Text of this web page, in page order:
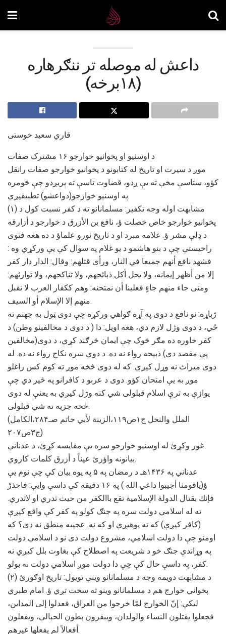
داعش له موصله تر ننګرهاره
(۱۸برخه)
قاري سعید خوستی
د اوسنیو او پخوانیو خوارجو ۱۶ مشترک صفات
موږ د سیرت او تاریخ له کتابونو د پخوانیو خوارجو صفات رانقل
کؤو، ستاسې مخې ته یې ږدو، قضاوت تاسې ته پریږدو چې څومره
په اوسنیو خوارجو(دواعشو) تطبیقیږي.
(۱) مشابهت اوله وجه تکفیر: مسلمانانو ته د کفر نسبت کول د
پخوانیو خوارجو خاص خصلت ؤ، نافع بن الأزرق د خوارجو د أزارقه
د ډلې مشر ؤ. علامه مبرد او د تاریخ نورو علماؤ د ده هغه فتوی
راخیستې چې د بنو هاشمو د یو غلام په سوال کې یې ورکړي وه :
ﻓﺸﻬﺪ ﻧﺎﻓﻊ ﺃﻧﻬﻢ ﺟﻤﻴﻌﺎ ﻓﻲ اﻟﻨﺎﺭ، ﻭﺭﺃﻯ ﻗﺘﻠﻬﻢ: ﻭﻗﺎﻝ: اﻟﺪاﺭ ﺩاﺭ ﻛﻔﺮ
ﺇﻻ ﻣﻦ ﺃﻇﻬﺮ ﺇﻳﻤﺎﻧﻪ، ﻭﻻ ﻳﺤﻞ ﺃﻛﻞ ﺫﺑﺎﺋﺤﻬﻢ، ﻭﻻ ﺗﻨﺎﻛﺤﻬﻢ، ﻭﻻ ﺗﻮاﺭﺛﻬﻢ:
ﻭﻣﺘﻰ ﺟﺎء ﻣﻨﻬﻢ ﺟﺎءٍ ﻓﻌﻠﻴﻨﺎ ﺃﻥ ﻧﻤﺘﺤﻨﻪ: ﻭﻫﻢ ﻛﻜﻔﺎﺭ اﻟﻌﺮﺏ ﻻ ﻧﻘﺒﻞ
ﻣﻨﻬﻢ ﺇﻻ اﻹﺳﻼﻡ ﺃﻭ اﻟﺴﻴﻒ.
ژباړه: نو نافع د دوی په آړه ګواهي ورکړه چې دوی ټول به جهنم ته
ځي، د دوی وژل لازم دي، هغه اویل: دا ( د دوی د مخالفینو وطن) د
کفر خاوره ده مګر څوک چې ایمان څرګند کړي، د دوی(مخالفین
یې مقصد دی) ذبیحه رواء نه ده. د دوی سره نکاح رواء نه ده. له
دوی میراث نه وړل کیږي. که له دوی څخه موږ ته کوم کس راغلو
موږ به یې امتحان کؤو. دوی د عربو د کافرانو په څیر دي چې
یوازې به ترې اسلام قبلولی شي کنه وژل کیږي به یعنې له دوی
څخه جزیه نه شي قبلولی.
(الملل والنحل ج۱ص۱۱۹،الزینة لأبي حاتم صـ۲۸۴،الکامل
ج۳ص۲۰۷)
غور وکړئ له اوسنیو خوارجو سره یې مقایسه کړئ، د عدناني
بیانونه واؤرئ عیناً د أزرق کلمات کاروي.
عدناني په ۱۴۳۶هـ د رمضان په ۵ په یوه بیان کې چې نوم یې
ؤ(یاقومنا أجیبوا داعي الله ) په ۱۶ دقیقه کې داسې وایې: فاحذرْ
فإنك بقتال الدولة الإسلامية تقع باالكفر من حيث تدري او لاتدري.
ته له اسلامي دولت سره په جنګ کولو په کفر کې واقع کیږې
(کافر کیږې) که ته پوهیږې او که نه. عجیبه منطق نه دی؟ که
اومنو چې دا دولت اسلامي، مشروع دولت دی نو د اسلامي دولت
په وړاندې جنګ خو د شریعت په اصطلاح کې بغاوت بلل کیږي نه
کفر، په داسې حال کې چې دا دولت موږ اسلامي دولت نه بولو.
(۲) د مشابهت دویمه وجه د مسلمانانو وینې تویول: تاریخ اوګورئ
پخواني خوارج هم د مسلمانانو وینو ته سخت تږي ؤ. امام طبري
لیکي: إنّ الخوارج لمّا خرجوا من العراق، فعدلوا إلى المداين،
فجعلوا يقتلون النساء والولدان، ويبقرون بطون الحبالى، ويفعلون
أفعالاً لم يفعلها غيرهم.